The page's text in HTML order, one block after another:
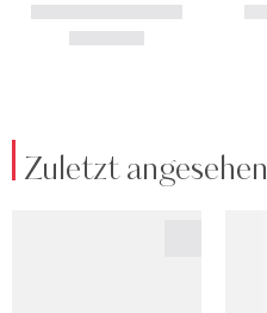
Zuletzt angesehen